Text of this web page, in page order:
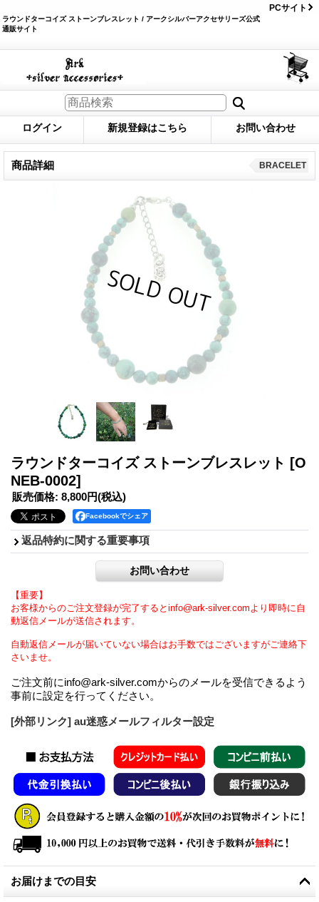
ラウンドターコイズ ストーンブレスレット / アークシルバーアクセサリーズ公式
通販サイト
PCサイト
ログイン 新規登録はこちら お問い合わせ
商品詳細 BRACELET
ラウンドターコイズ ストーンブレスレット [O
NEB-0002]
販売価格: 8,800円(税込)
Facebookでシェア
返品特約に関する重要事項
【重要】
お客様からのご注文登録が完了するとinfo@ark-silver.comより即時に自
動返信メールが送信されます。
自動返信メールが届いていない場合はお手数ではございますがご連絡下
さいませ。
ご注文前にinfo@ark-silver.comからのメールを受信できるよう
事前に設定を行ってください。
[外部リンク] au迷惑メールフィルター設定
お届けまでの目安